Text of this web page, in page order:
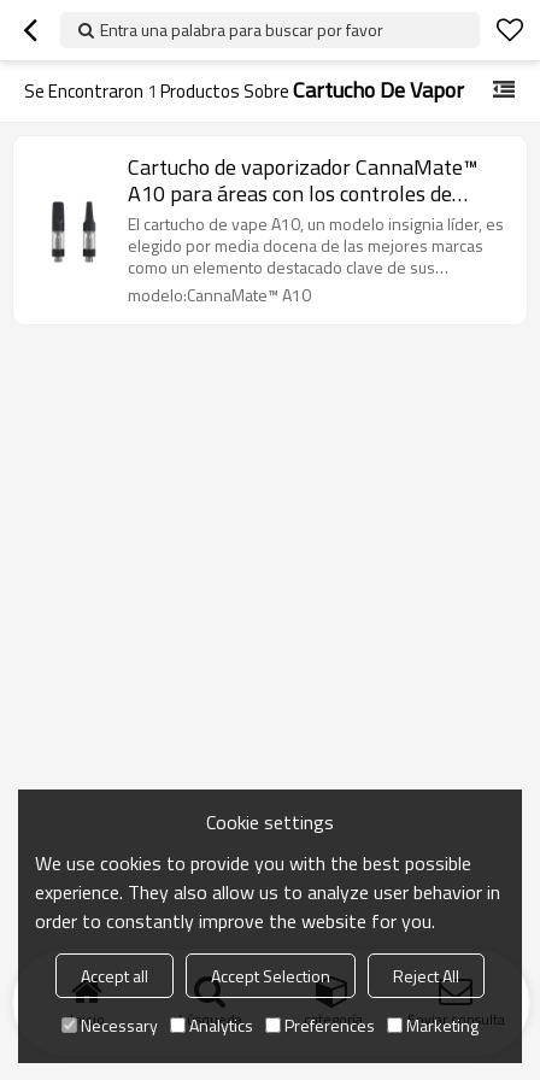
Entra una palabra para buscar por favor
Se Encontraron 1 Productos SobreCartucho De Vapor
Cartucho de vaporizador CannaMate™
A10 para áreas con los controles de
calidad más estrictos
El cartucho de vape A10, un modelo insignia líder, es
elegido por media docena de las mejores marcas
como un elemento destacado clave de sus
colecciones.
modelo:CannaMate™ A10
Inicio búsqueda categoría Enviar consulta
Cookie settings
We use cookies to provide you with the best possible
experience. They also allow us to analyze user behavior in
order to constantly improve the website for you.
Accept all Accept Selection
Reject All
Necessary
Analytics Preferences Marketing